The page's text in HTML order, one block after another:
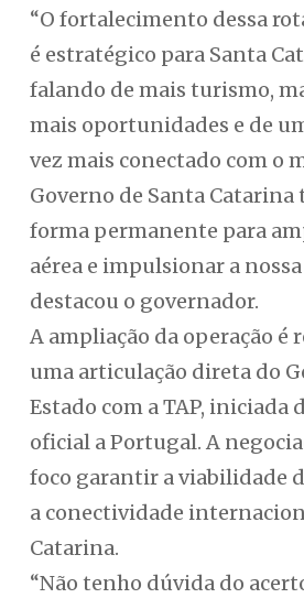
“O fortalecimento dessa
é estratégico para Santa
falando de mais turismo,
mais oportunidades e de
vez mais conectado com o
Governo de Santa Catarina
forma permanente para
aérea e impulsionar a
destacou o governador.
A ampliação da operação é
uma articulação direta do
Estado com a TAP, iniciada
oficial a Portugal. A
foco garantir a viabilidade
a conectividade
Catarina.
“Não tenho dúvida do